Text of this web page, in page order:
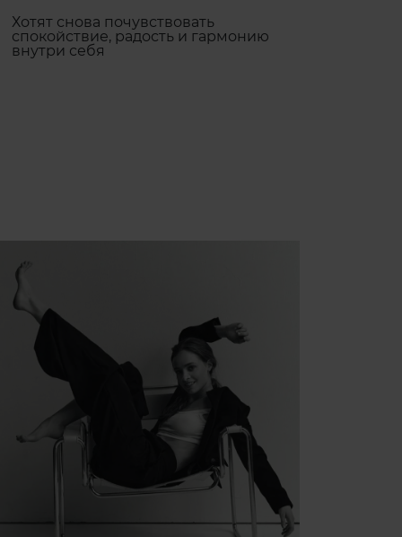
Хотят снова почувствовать
спокойствие, радость и гармонию
внутри себя